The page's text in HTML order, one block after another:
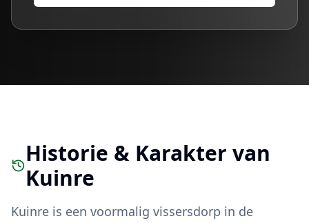
Historie & Karakter van
Kuinre
Kuinre is een voormalig vissersdorp in de